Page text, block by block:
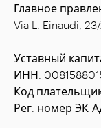
Главное
Via L. Einaudi,
Уставный
ИНН:
Код
Рег. номер ЭК-